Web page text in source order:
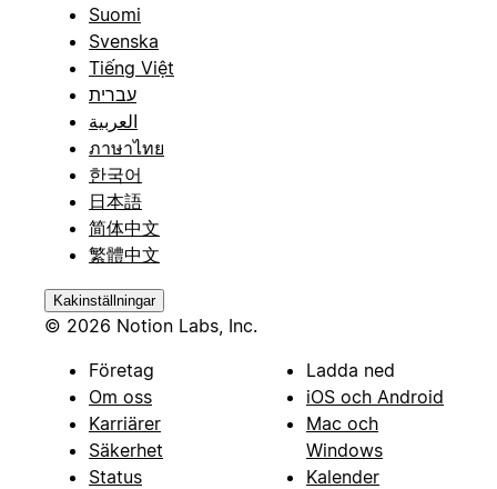
Suomi
Svenska
Tiếng Việt
עברית
العربية
ภาษาไทย
한국어
日本語
简体中文
繁體中文
Kakinställningar
© 2026 Notion Labs, Inc.
Företag
Om oss
Karriärer
Säkerhet
Status
Ladda ned
iOS och Android
Mac och
Windows
Kalender